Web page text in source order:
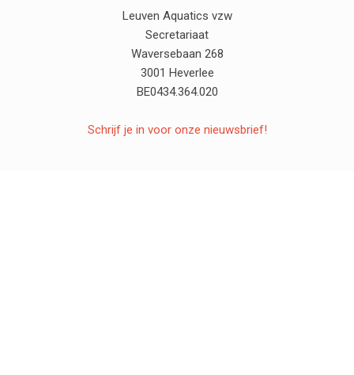
Leuven Aquatics vzw
Secretariaat
Waversebaan 268
3001 Heverlee
BE0434.364.020
Schrijf je in voor onze nieuwsbrief!